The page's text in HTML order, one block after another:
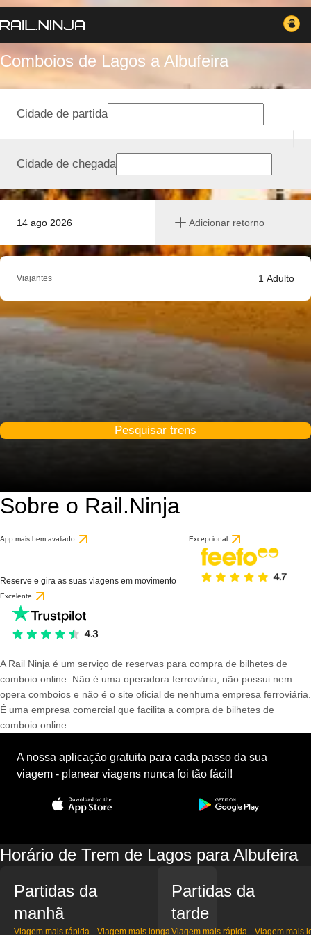
Comboios de Lagos a Albufeira
14 ago 2026 Adicionar retorno
Cidade de partida
Cidade de chegada
Viajantes 1 Adulto
Pesquisar trens
Sobre o Rail.Ninja
App mais bem avaliado
Reserve e gira as suas viagens em movimento
Excepcional
Excelente
A Rail Ninja é um serviço de reservas para compra de bilhetes de
comboio online. Não é uma operadora ferroviária, não possui nem
opera comboios e não é o site oficial de nenhuma empresa ferroviária.
É uma empresa comercial que facilita a compra de bilhetes de
comboio online.
A nossa aplicação gratuita para cada passo da sua
viagem - planear viagens nunca foi tão fácil!
Horário de Trem de Lagos para Albufeira
Partidas da
manhã
Viagem mais rápida Viagem mais longa
Partidas da
tarde
Viagem mais rápida Viagem mais